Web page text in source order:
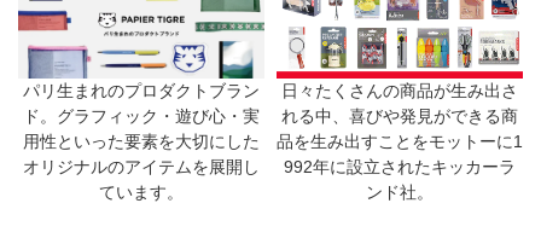
パリ生まれのプロダクトブラン
ド。グラフィック・遊び心・実
用性といった要素を大切にした
オリジナルのアイテムを展開し
ています。
日々たくさんの商品が生み出さ
れる中、喜びや発見ができる商
品を生み出すことをモットーに1
992年に設立されたキッカーラ
ンド社。